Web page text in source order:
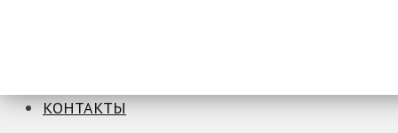
КОНТАКТЫ